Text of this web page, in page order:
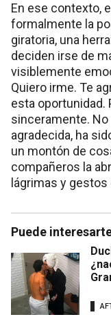
En ese contexto,
formalmente la
giratoria, una
deciden irse de
visiblemente
Quiero irme. Te
esta oportunidad.
sinceramente.
agradecida, ha
un montón de
compañeros la
lágrimas y
Puede